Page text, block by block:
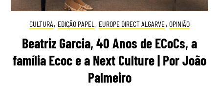
CULTURA, EDIÇÃO PAPEL , EUROPE DIRECT ALGARVE, OPINIÃO
Beatriz Garcia, 40 Anos de ECoCs, a
família Ecoc e a Next Culture | Por João
Palmeiro